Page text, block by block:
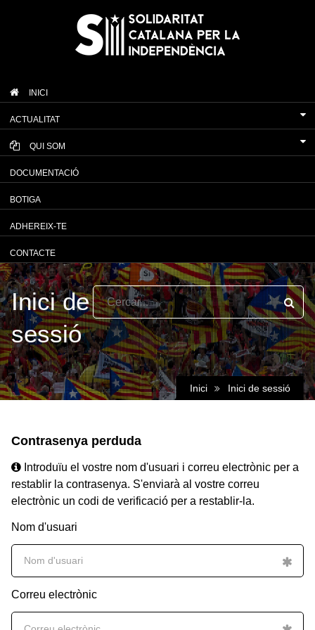
INICI
ACTUALITAT
QUI SOM
DOCUMENTACIÓ
BOTIGA
ADHEREIX-TE
CONTACTE
Inici Inici de sessió
Inici de
sessió
Contrasenya perduda
Introduïu el vostre nom d'usuari i correu electrònic per a
restablir la contrasenya. S'enviarà al vostre correu
electrònic un codi de verificació per a restablir-la.
Nom d'usuari
Correu electrònic